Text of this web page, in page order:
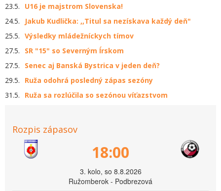
23.5.
U16 je majstrom Slovenska!
24.5.
Jakub Kudlička: ,,Titul sa nezískava každý deň"
25.5. Výsledky mládežníckych tímov
27.5.
SR "15" so Severným Írskom
27.5.
Senec aj Banská Bystrica v jeden deň?
29.5.
Ruža odohrá posledný zápas sezóny
31.5.
Ruža sa rozlúčila so sezónou víťazstvom
Rozpis zápasov
18:00
3. kolo, so 8.8.2026
Ružomberok - Podbrezová